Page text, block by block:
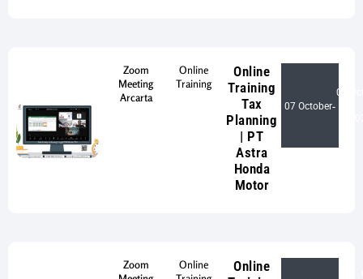
Zoom
Meeting
Arcarta
Online
Training
Online
Training
Tax
Planning
| PT
Astra
Honda
Motor
07 October-
08
Zoom
Online
Online